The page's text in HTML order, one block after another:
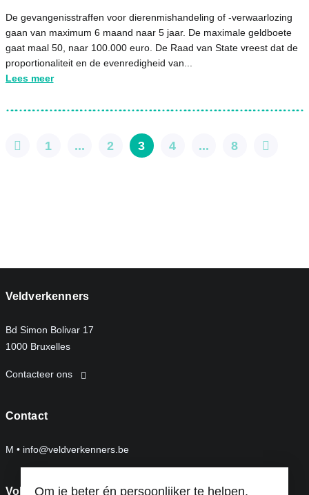
Om je beter én persoonlijker te helpen,
De gevangenisstraffen voor dierenmishandeling of -verwaarlozing
gaan van maximum 6 maand naar 5 jaar. De maximale geldboete
gaat maal 50, naar 100.000 euro. De Raad van State vreest dat de
proportionaliteit en de evenredigheid van...
Lees meer
1 ... 2 3 4 ... 8
Veldverkenners
Bd Simon Bolivar 17
1000 Bruxelles
Contacteer ons
Contact
M • info@veldverkenners.be
Volg ons op: